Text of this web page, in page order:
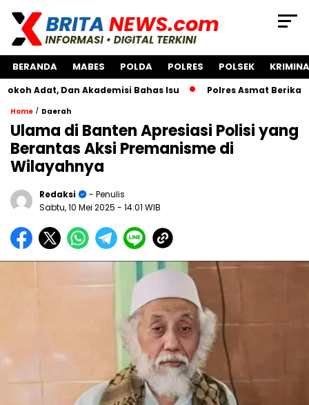
BERANDA MABES POLDA POLRES POLSEK
Dan Akademisi Bahas Isu Polres Asmat Berikan Bantuan
Home / Daerah
Ulama di Banten Apresiasi Polisi yang
Berantas Aksi Premanisme di
Wilayahnya
Redaksi
- Penulis
Sabtu, 10 Mei 2025 - 14:01 WIB